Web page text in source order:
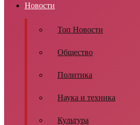
Новости
Топ Новости
Общество
Политика
Наука и техника
Культура